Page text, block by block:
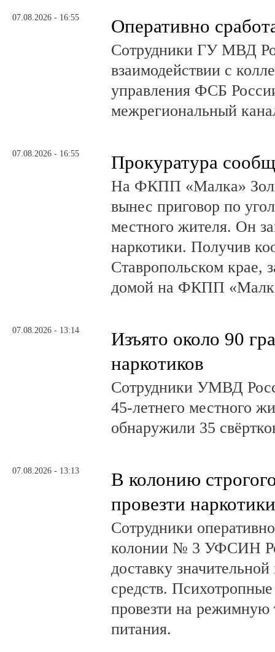
07.08.2026 - 16:55 Оперативно
Сотрудники ГУ МВД
взаимодействии с
управления ФСБ
межрегиональный
07.08.2026 - 16:55 Прокуратура
На ФКПП «Малка»
вынес приговор по
местного жителя. Он
наркотики. Получив
Ставропольском крае,
домой на ФКПП
07.08.2026 - 13:14
Изъято около 90
наркотиков
Сотрудники УМВД
45-летнего местного
обнаружили 35
07.08.2026 - 13:13
В колонию
провезти наркотики
Сотрудники
колонии № 3 УФСИН
доставку
средств.
провезти на режимную
питания.